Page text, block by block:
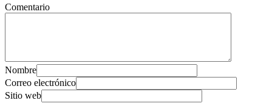
Comentario
Nombre
Correo electrónico
Sitio web